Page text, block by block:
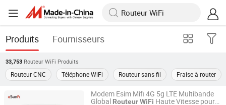
Produits Fournisseurs
33,753 Routeur WiFi Produits
Routeur CNC Téléphone WiFi Routeur sans fil Fraise à router
Modem Esim Mifi 4G 5g LTE Multibande
Global RouteurWiFi Haute Vitesse pour